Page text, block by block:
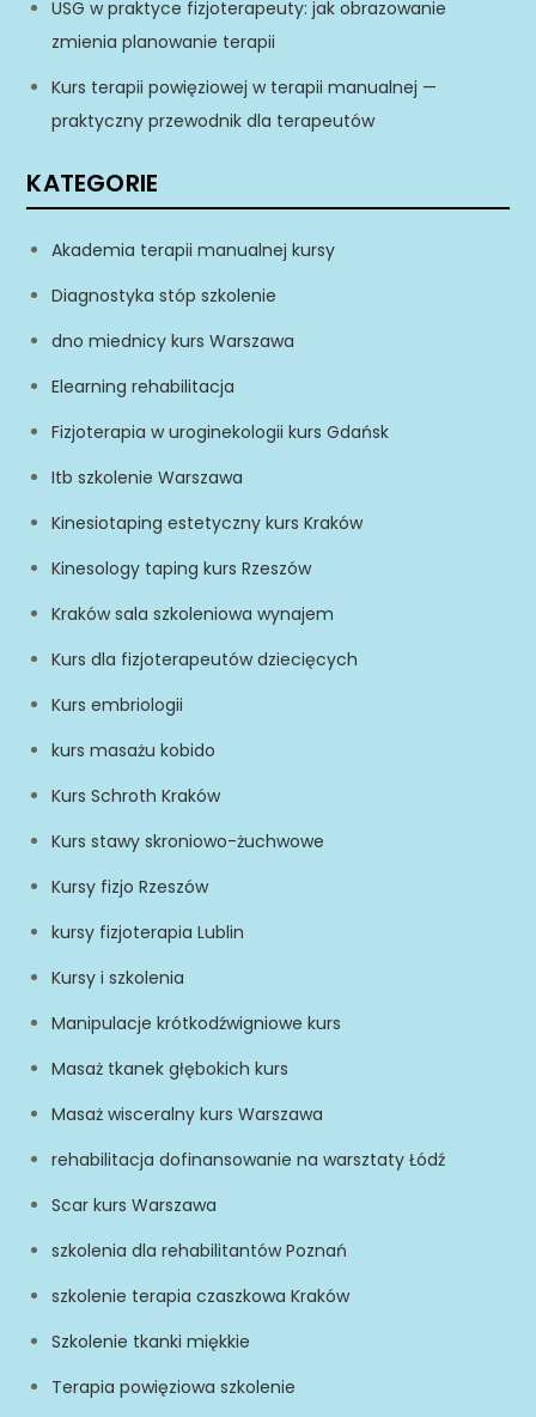
USG w praktyce fizjoterapeuty: jak obrazowanie
zmienia planowanie terapii
Kurs terapii powięziowej w terapii manualnej —
praktyczny przewodnik dla terapeutów
KATEGORIE
Akademia terapii manualnej kursy
Diagnostyka stóp szkolenie
dno miednicy kurs Warszawa
Elearning rehabilitacja
Fizjoterapia w uroginekologii kurs Gdańsk
Itb szkolenie Warszawa
Kinesiotaping estetyczny kurs Kraków
Kinesology taping kurs Rzeszów
Kraków sala szkoleniowa wynajem
Kurs dla fizjoterapeutów dziecięcych
Kurs embriologii
kurs masażu kobido
Kurs Schroth Kraków
Kurs stawy skroniowo-żuchwowe
Kursy fizjo Rzeszów
kursy fizjoterapia Lublin
Kursy i szkolenia
Manipulacje krótkodźwigniowe kurs
Masaż tkanek głębokich kurs
Masaż wisceralny kurs Warszawa
rehabilitacja dofinansowanie na warsztaty Łódź
Scar kurs Warszawa
szkolenia dla rehabilitantów Poznań
szkolenie terapia czaszkowa Kraków
Szkolenie tkanki miękkie
Terapia powięziowa szkolenie